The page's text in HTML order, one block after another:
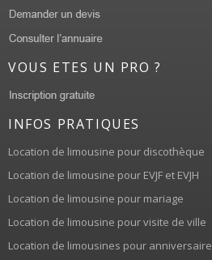
VOUS ETES UN PRO ?
INFOS PRATIQUES
Location de limousine pour discothèque
Location de limousine pour EVJF et EVJH
Location de limousine pour mariage
Location de limousine pour visite de ville
Location de limousines pour anniversaire